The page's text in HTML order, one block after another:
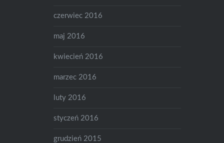
czerwiec 2016
maj 2016
kwiecień 2016
marzec 2016
luty 2016
styczeń 2016
grudzień 2015